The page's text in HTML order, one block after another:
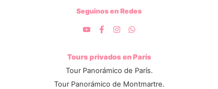
Seguinos en Redes
Tours privados en París
Tour Panorámico de París.
Tour Panorámico de Montmartre.